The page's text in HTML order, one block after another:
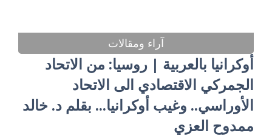
آراء ومقالات
أوكرانيا بالعربية | روسيا: من الاتحاد
الجمركي الاقتصادي الى الاتحاد
الأوراسي.. وغيب أوكرانيا... بقلم د. خالد
ممدوح العزي